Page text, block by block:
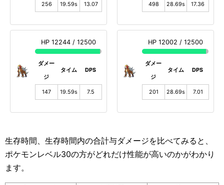
256 19.59s 13.07
HP 12244 / 12500
ダメー
ジ
タイム DPS
147 19.59s 7.5
498 28.69s 17.36
HP 12002 / 12500
ダメー
ジ
タイム DPS
201 28.69s 7.01
生存時間、生存時間内の合計与ダメージを比べてみると、
ポケモンレベル30の方がどれだけ性能が高いのかがわかり
ます。